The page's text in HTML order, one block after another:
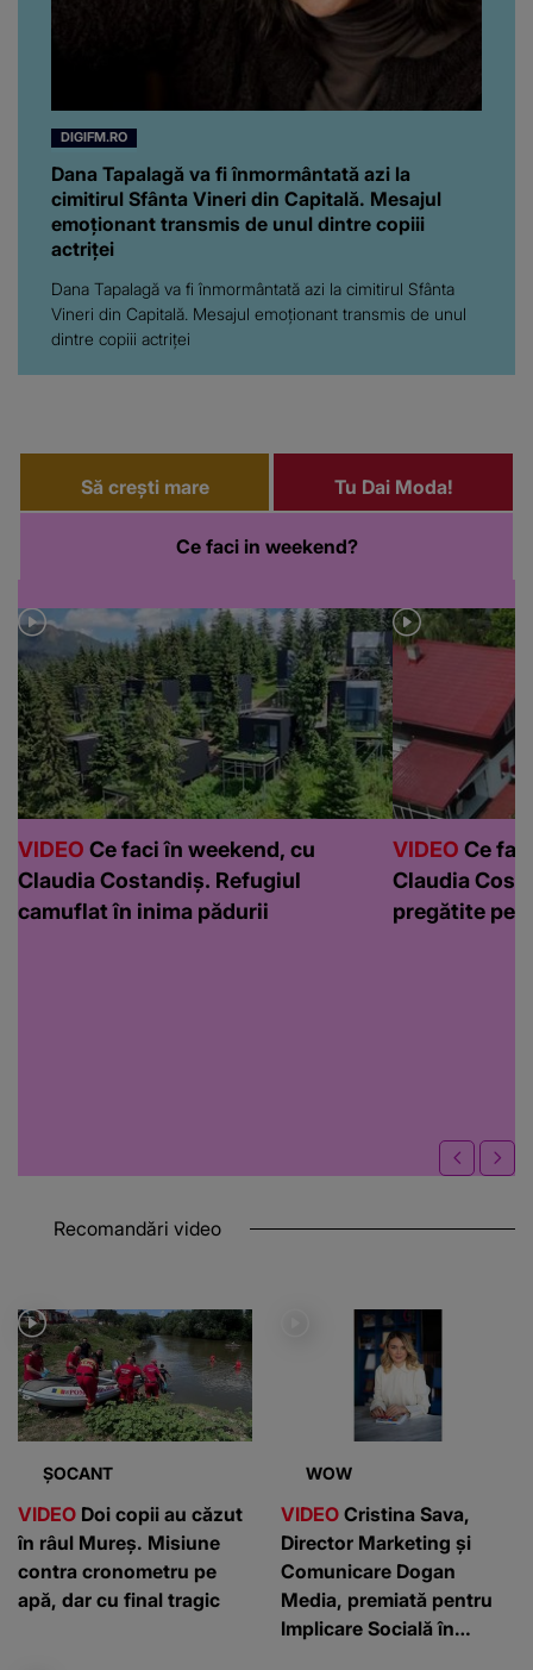
DIGIFM.RO
Dana Tapalagă va fi înmormântată azi la
cimitirul Sfânta Vineri din Capitală. Mesajul
emoționant transmis de unul dintre copiii
actriței
Dana Tapalagă va fi înmormântată azi la cimitirul Sfânta
Vineri din Capitală. Mesajul emoționant transmis de unul
dintre copiii actriței
Să crești mare Tu Dai Moda!
Ce faci in weekend?
VIDEO Ce faci în weekend, cu
Claudia Costandiș. Refugiul
camuflat în inima pădurii
VIDEO Ce
Claudia
pregătite
Recomandări video
ȘOCANT
VIDEO Doi copii au căzut
în râul Mureș. Misiune
contra cronometru pe
apă, dar cu final tragic
WOW
VIDEO Cristina Sava,
Director Marketing și
Comunicare Dogan
Media, premiată pentru
Implicare Socială în